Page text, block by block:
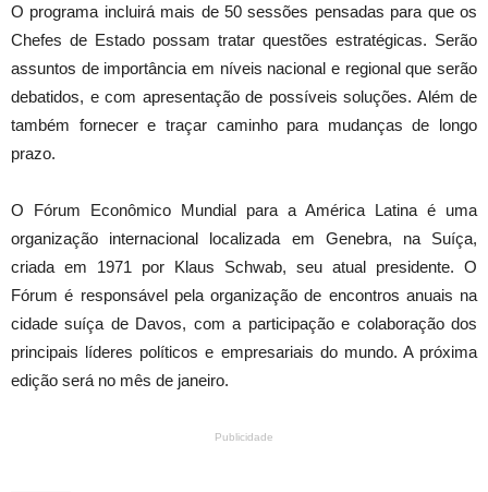
O programa incluirá mais de 50 sessões pensadas para que os
Chefes de Estado possam tratar questões estratégicas. Serão
assuntos de importância em níveis nacional e regional que serão
debatidos, e com apresentação de possíveis soluções. Além de
também fornecer e traçar caminho para mudanças de longo
prazo.
O Fórum Econômico Mundial para a América Latina é uma
organização internacional localizada em Genebra, na Suíça,
criada em 1971 por Klaus Schwab, seu atual presidente. O
Fórum é responsável pela organização de encontros anuais na
cidade suíça de Davos, com a participação e colaboração dos
principais líderes políticos e empresariais do mundo. A próxima
edição será no mês de janeiro.
Publicidade